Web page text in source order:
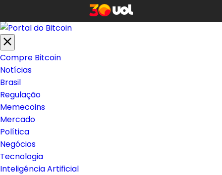
Compre Bitcoin
Notícias
Brasil
Regulação
Memecoins
Mercado
Política
Negócios
Tecnologia
Inteligência Artificial